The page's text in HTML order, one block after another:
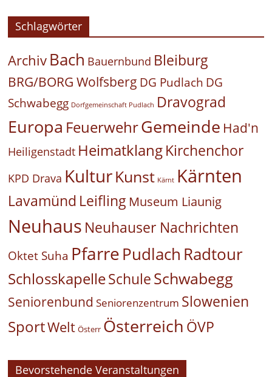
Schlagwörter
Archiv Bach Bauernbund Bleiburg
BRG/BORG Wolfsberg DG Pudlach DG
Schwabegg Dorfgemeinschaft Pudlach Dravograd
Europa FeuerwehrGemeinde Had'n
Heiligenstadt HeimatklangKirchenchor
KPD Drava KulturKunst Kärnt Kärnten
Lavamünd Leifling Museum Liaunig
Neuhaus Neuhauser Nachrichten
Oktet Suha PfarrePudlach Radtour
SchlosskapelleSchuleSchwabegg
Seniorenbund Seniorenzentrum Slowenien
SportWelt Österr Österreich ÖVP
Bevorstehende Veranstaltungen